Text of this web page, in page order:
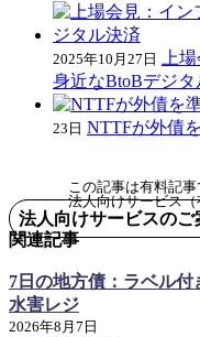
2025年10月27日
上
身近なBtoBデジタ
23日 NTTFが外債
この記事は有料記事
法人向けサービス（
法人向けサービスのご
関連記事
7日の地方債：ラベル
水害レジ
2026年8月7日